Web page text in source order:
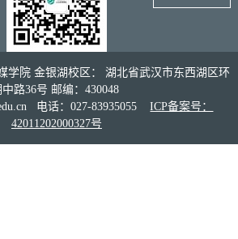
学院 金银湖校区： 湖北省武汉市东西湖区环
中路36号 邮编：430048
电话：027-83935055ICP备案号：
42011202000327号